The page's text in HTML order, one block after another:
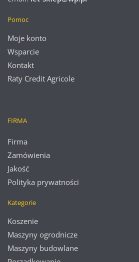
Pomoc
Moje konto
Wsparcie
Kontakt
Raty Credit Agricole
FIRMA
Firma
Zamówienia
Jakość
Polityka prywatności
Kategorie
Koszenie
Maszyny ogrodnicze
Maszyny budowlane